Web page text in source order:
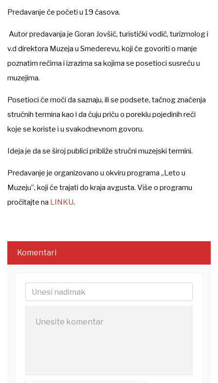
Predavanje će početi u 19 časova.
Autor predavanja je Goran Jovšić, turistički vodič, turizmolog i
v.d direktora Muzeja u Smederevu, koji će govoriti o manje
poznatim rečima i izrazima sa kojima se posetioci susreću u
muzejima.
Posetioci će moći da saznaju, ili se podsete, tačnog značenja
stručnih termina kao i da čuju priču o poreklu pojedinih reči
koje se koriste i u svakodnevnom govoru.
Ideja je da se široj publici približe stručni muzejski termini.
Predavanje je organizovano u okviru programa „Leto u
Muzeju”, koji će trajati do kraja avgusta. Više o programu
pročitajte na LINKU.
Komentari